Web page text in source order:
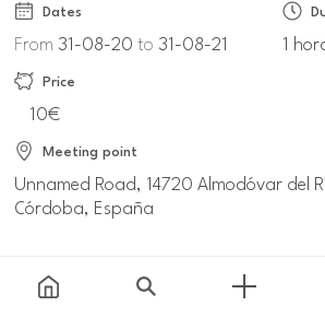
Dates
From 31-08-20to 31-08-21 1
Price
10€
Meeting point
Unnamed Road, 14720 Almodóvar del
Córdoba, España
Information and reservations
barcosolar.es